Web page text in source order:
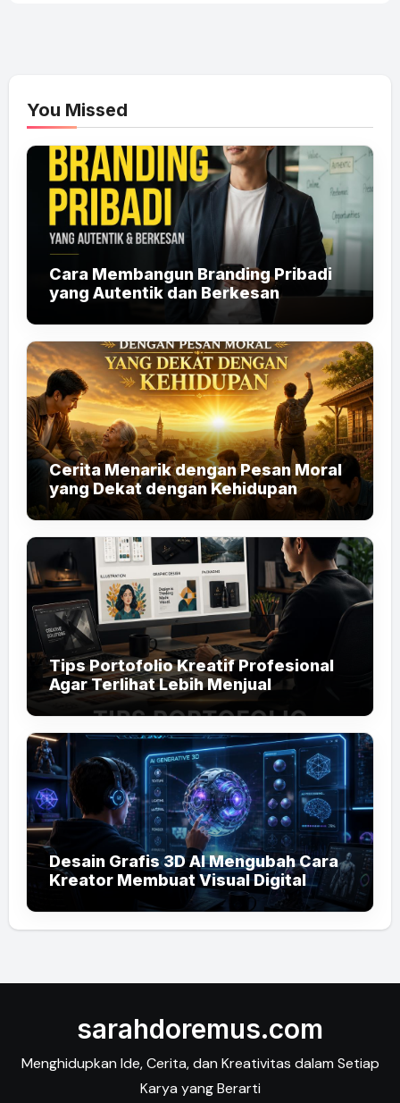
You Missed
Cara Membangun Branding Pribadi
yang Autentik dan Berkesan
Cerita Menarik dengan Pesan Moral
yang Dekat dengan Kehidupan
Tips Portofolio Kreatif Profesional
Agar Terlihat Lebih Menjual
Desain Grafis 3D AI Mengubah Cara
Kreator Membuat Visual Digital
sarahdoremus.com
Menghidupkan Ide, Cerita, dan Kreativitas dalam Setiap
Karya yang Berarti